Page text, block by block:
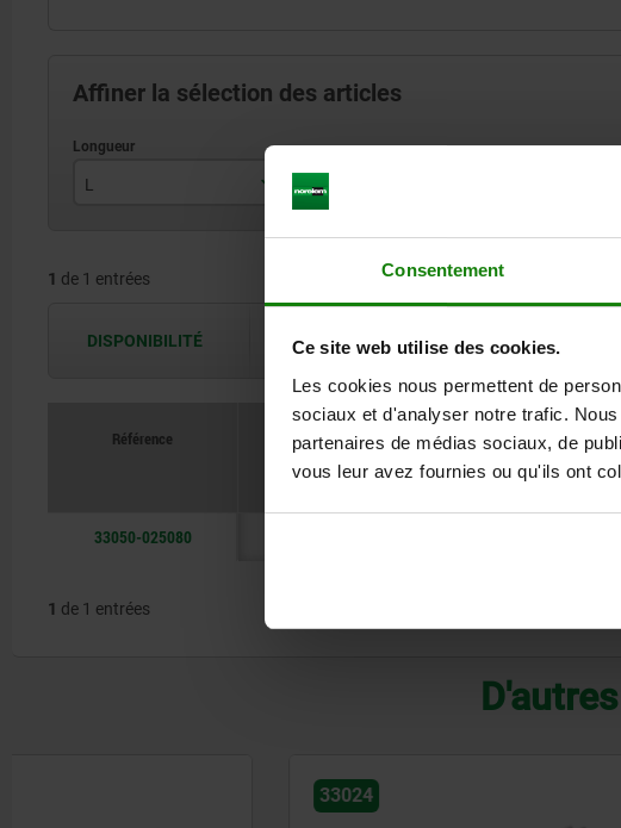
Consentement
Ce site web utilise des cookies.
Les cookies nous permettent de
sociaux et d'analyser notre trafic.
partenaires de médias sociaux, de
vous leur avez fournies ou qu'ils ont
Affiner la sélection des articles
L
1 de 1 entrées
DISPONIBILITÉ Les disponibilités sont actualisées plusieurs fois
Référence
33050-025080
1 de 1 entrées